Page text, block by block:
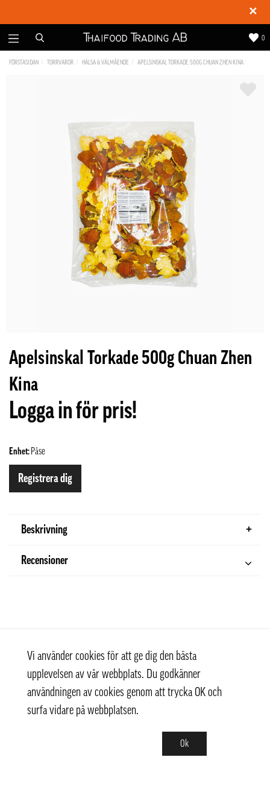
✕
0
FÖRSTASIDAN TORRVAROR HÄLSA & VÄLMÅENDE APELSINSKAL TORKADE 500G CHUAN ZHEN KINA
Apelsinskal Torkade 500g Chuan Zhen
Kina
Logga in för pris!
Enhet: Påse
Registrera dig
Beskrivning
Recensioner
Vi använder cookies för att ge dig den bästa
upplevelsen av vår webbplats. Du godkänner
användningen av cookies genom att trycka OK och
surfa vidare på webbplatsen.
Ok